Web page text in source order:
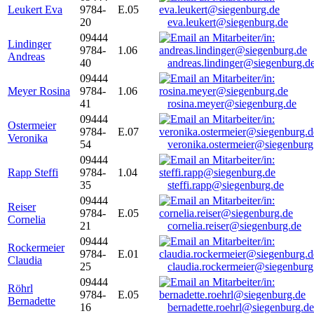
Leukert Eva
9784-
20
E.05
eva.leukert@siegenburg.de
Lindinger
Andreas
09444
9784-
40
1.06
Meyer Rosina
09444
9784-
41
1.06
rosina.meyer@siegenburg.de
Ostermeier
Veronika
09444
9784-
54
E.07
Rapp Steffi
09444
9784-
35
1.04
steffi.rapp@siegenburg.de
Reiser
Cornelia
09444
9784-
21
E.05
cornelia.reiser@siegenburg.de
Rockermeier
Claudia
09444
9784-
25
E.01
Röhrl
Bernadette
09444
9784-
16
E.05
bernadette.roehrl@siegenburg.de